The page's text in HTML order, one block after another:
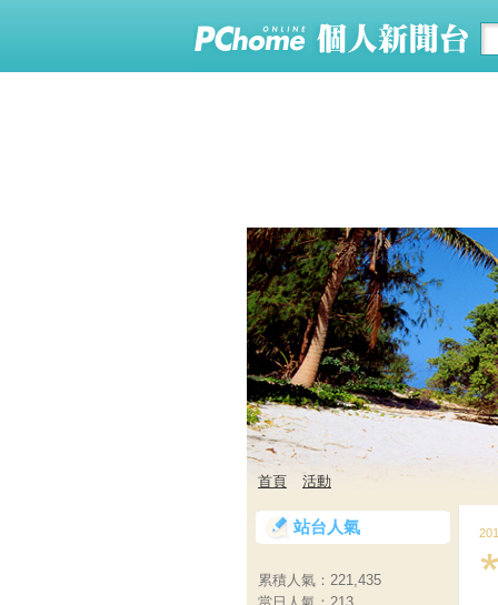
首頁 活動
站台人氣
累積人氣： 221,435